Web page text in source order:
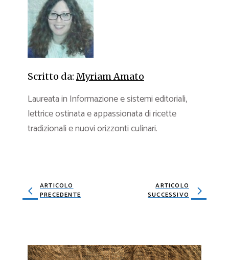
Scritto da: Myriam Amato
Laureata in Informazione e sistemi editoriali,
lettrice ostinata e appassionata di ricette
tradizionali e nuovi orizzonti culinari.
ARTICOLO
PRECEDENTE
ARTICOLO
SUCCESSIVO